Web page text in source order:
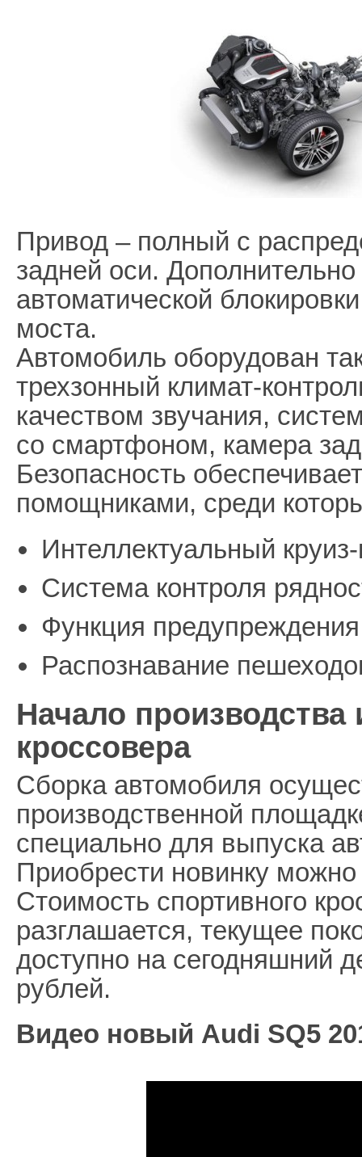
Привод – полный с
задней оси.
автоматической
моста.
Автомобиль оборудован
трехзонный климат-
качеством звучания,
со смартфоном, камера
Безопасность
помощниками, среди
Интеллектуальный
Система контроля
Функция
Распознавание
Начало производства
кроссовера
Сборка автомобиля
производственной
специально для выпуска
Приобрести новинку
Стоимость спортивного
разглашается, текущее
доступно на сегодняшний
рублей.
Видео новый Audi SQ5